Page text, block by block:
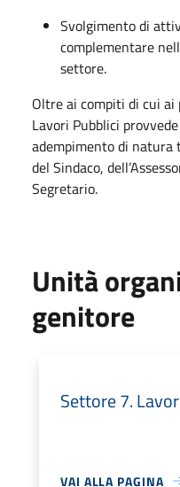
Svolgimento di
complementare
settore.
Oltre ai compiti di cui
Lavori Pubblici
adempimento di natura
del Sindaco,
Segretario.
Unità
genitore
Settore 7.
VAI ALLA PAGINA